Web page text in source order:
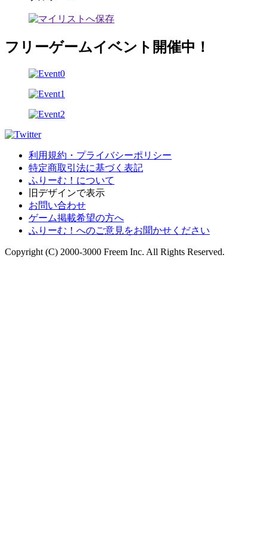
フリーゲームイベント開催中！
利用規約・プライバシーポリシー
特定商取引法に基づく表記
ふりーむ！について
旧デザインで表示
お問い合わせ
ゲーム掲載希望の方へ
ふりーむ！へのご意見をお聞かせください
Copyright (C) 2000-3000 Freem Inc. All Rights Reserved.